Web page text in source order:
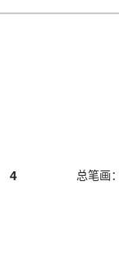
4
总笔画